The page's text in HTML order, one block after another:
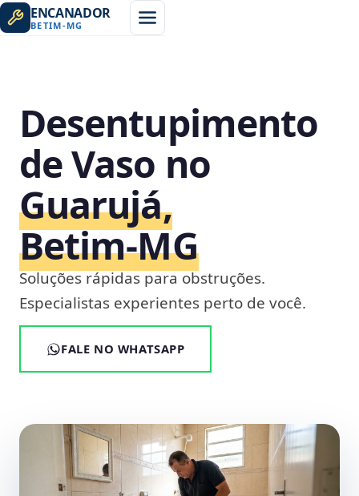
ENCANADOR
BETIM-MG
Desentupimento
de Vaso no
Guarujá,
Betim‑MG
Soluções rápidas para obstruções.
Especialistas experientes perto de você.
FALE NO WHATSAPP